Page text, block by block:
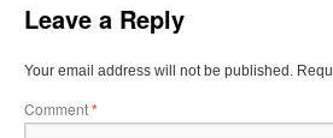
Leave a Reply
Your email address will not be published.
Comment*